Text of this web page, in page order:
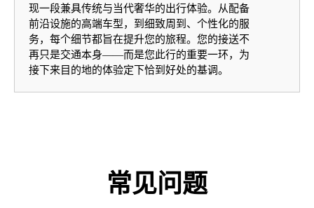
现一段兼具传统与当代奢华的出行体验。从配备
前沿设施的高端车型，到细致周到、个性化的服
务，每个细节都旨在提升您的旅程。您的接送不
再只是交通本身——而是您此行的重要一环，为
接下来目的地的体验定下恰到好处的基调。
常见问题